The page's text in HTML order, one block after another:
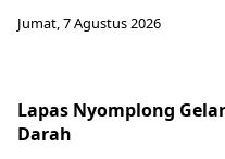
Jumat, 7 Agustus 2026
Lapas Nyomplong
Darah